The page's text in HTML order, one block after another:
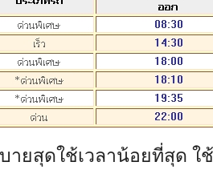
ายสุดใช้เวลาน้อยที่สุด ใ